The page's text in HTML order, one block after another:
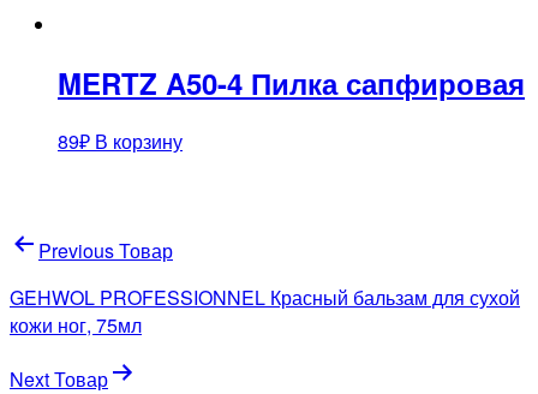
MERTZ A50-4 Пилка сапфировая
89₽ В корзину
Навигация
по
записям
Previous Товар
GEHWOL PROFESSIONNEL Красный бальзам для сухой
кожи ног, 75мл
Next Товар